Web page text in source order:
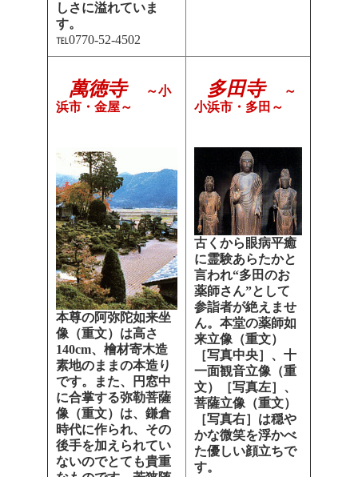
しさに溢れていま
す。
℡0770-52-4502
萬徳寺
～小
浜市・金屋～
本尊の阿弥陀如来坐
像（重文）は高さ
140cm、檜材寄木造
素地のままの本造り
です。また、円窓中
に合掌する弥勒菩薩
像（重文）は、鎌倉
時代に作られ、その
後手を加えられてい
ないのでとても貴重
多田寺
～
小浜市・多田～
古くから眼病平癒
に霊験あらたかと
言われ“多田のお
薬師さん”として
参詣者が絶えませ
ん。本堂の薬師如
来立像（重文）
［写真中央］、十
一面観音立像（重
文）［写真左］、
菩薩立像（重文）
［写真右］は穏や
かな微笑を浮かべ
た優しい顔立ちで
す。